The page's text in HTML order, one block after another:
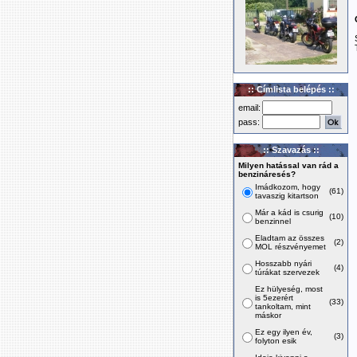
:: Címlista belépés ::
email:
pass:
:: Szavazás ::
Milyen hatással van rád a
benzináresés?
Imádkozom, hogy
tavaszig kitartson
(61)
Már a kád is csurig
benzinnel
(10)
Eladtam az összes
MOL részvényemet
(2)
Hosszabb nyári
túrákat szervezek
(4)
Ez hülyeség, most
is 5ezerért
tankoltam, mint
máskor
(33)
Ez egy ilyen év,
folyton esik
(3)